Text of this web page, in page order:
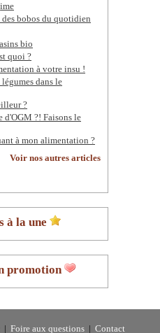
bobos du quotidien
bio
quoi ?
à votre insu !
dans le
?
?! Faisons le
à mon alimentation ?
Voir nos autres articles
à la une
promotion
Foire aux questions Contact